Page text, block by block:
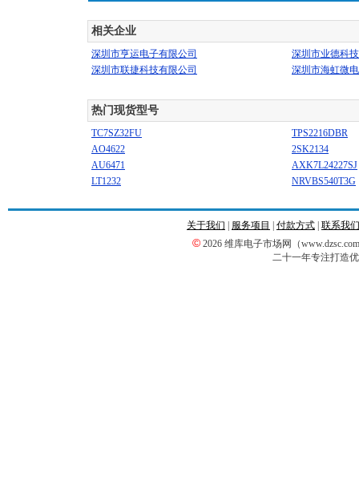
相关企业
深圳市亨运电子有限公司
深圳市业德科
深圳市联捷科技有限公司
深圳市海虹微
热门现货型号
TC7SZ32FU
TPS2216DBR
AO4622
2SK2134
AU6471
AXK7L24227SJ
LT1232
NRVBS540T3G
关于我们 服务项目 付款方式 联系我们
© 2026 维库电子市场网（
二十一年专注打造